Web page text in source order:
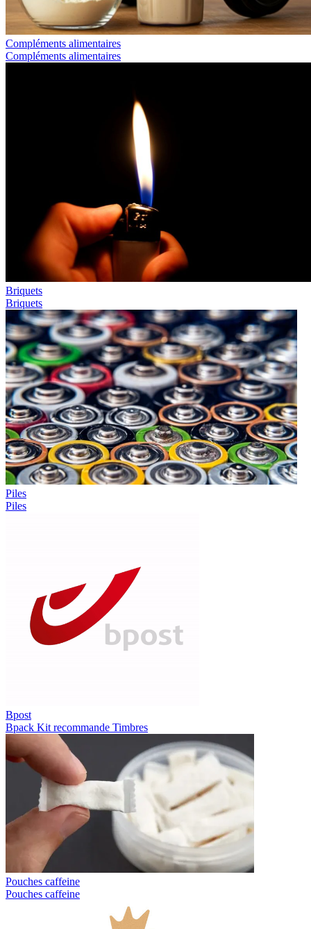
Compléments alimentaires
Compléments alimentaires
Briquets
Briquets
Piles
Piles
Bpost
Bpack Kit recommande Timbres
Pouches caffeine
Pouches caffeine